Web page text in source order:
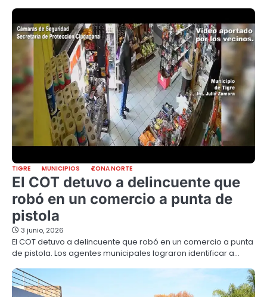
TIGRE MUNICIPIOS ZONA NORTE
El COT detuvo a delincuente que
robó en un comercio a punta de
pistola
3 junio, 2026
El COT detuvo a delincuente que robó en un comercio a punta
de pistola. Los agentes municipales lograron identificar a…